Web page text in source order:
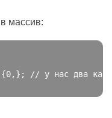
массив:
{0,};
// у нас два